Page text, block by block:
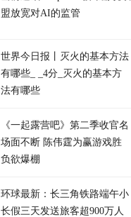
盟放宽对AI的监管
世界今日报丨灭火的基本方法
有哪些_ _4分_灭火的基本方
法有哪些
《一起露营吧》第二季收官名
场面不断 陈伟霆为赢游戏胜
负欲爆棚
环球最新：长三角铁路端午小
长假三天发送旅客超900万人